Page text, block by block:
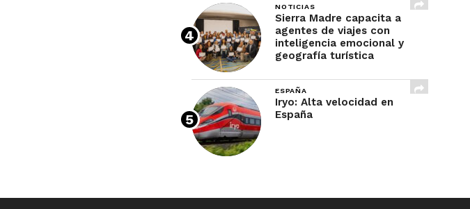
NOTICIAS
Sierra Madre capacita a
agentes de viajes con
inteligencia emocional y
geografía turística
ESPAÑA
Iryo: Alta velocidad en
España